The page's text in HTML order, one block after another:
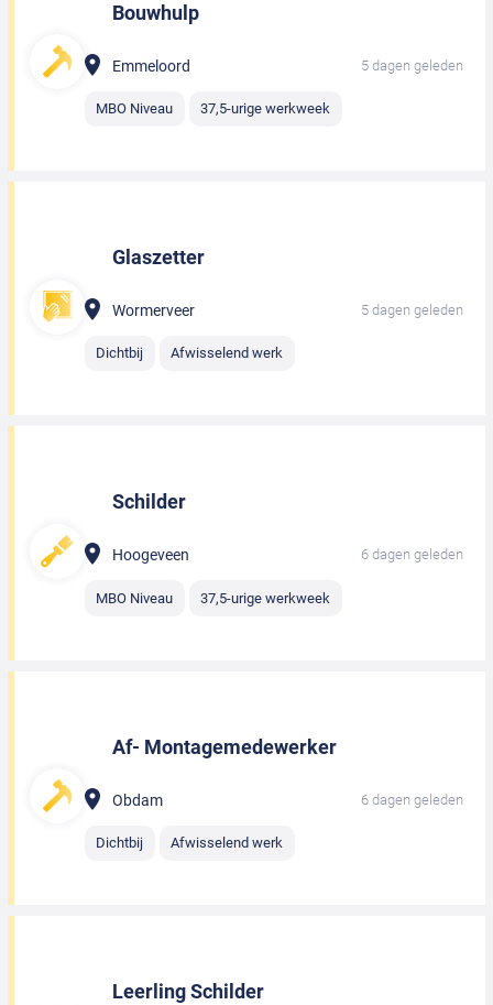
Bouwhulp
Emmeloord 5 dagen geleden
MBO Niveau 37,5-urige werkweek
Glaszetter
Wormerveer 5 dagen geleden
Dichtbij Afwisselend werk
Schilder
Hoogeveen 6 dagen geleden
MBO Niveau 37,5-urige werkweek
Af- Montagemedewerker
Obdam 6 dagen geleden
Dichtbij Afwisselend werk
Leerling Schilder